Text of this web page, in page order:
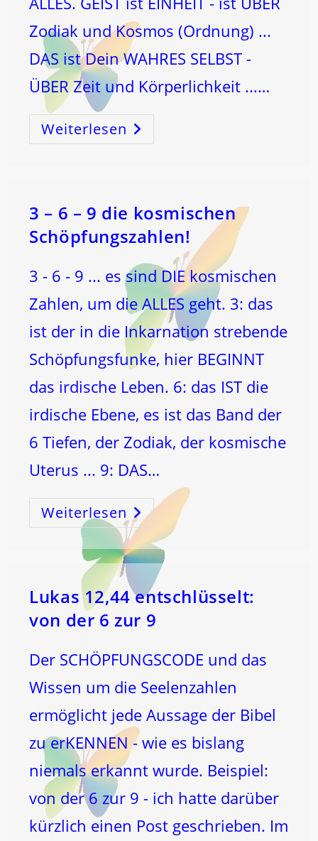
Zodiak und Kosmos (Ordnung) ...
DAS ist Dein WAHRES SELBST -
ÜBER Zeit und Körperlichkeit ...…
Weiterlesen WAS
Ist
SEELE
3 – 6 – 9 die kosmischen
Schöpfungszahlen!
3 - 6 - 9 ... es sind DIE kosmischen
Zahlen, um die ALLES geht. 3: das
ist der in die Inkarnation strebende
Schöpfungsfunke, hier BEGINNT
das irdische Leben. 6: das IST die
irdische Ebene, es ist das Band der
6 Tiefen, der Zodiak, der kosmische
Uterus ... 9: DAS…
Weiterlesen–
6
–
9
Die
Kosmischen
Schöpfungszahlen!
Lukas 12,44 entschlüsselt:
von der 6 zur 9
Der SCHÖPFUNGSCODE und das
Wissen um die Seelenzahlen
ermöglicht jede Aussage der Bibel
zu erKENNEN - wie es bislang
niemals erkannt wurde. Beispiel:
von der 6 zur 9 - ich hatte darüber
kürzlich einen Post geschrieben. Im